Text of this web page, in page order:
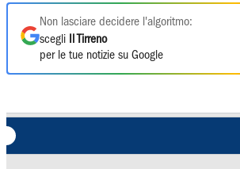
Non lasciare decidere l'algoritmo:
scegli
Il Tirreno
per le tue notizie su Google